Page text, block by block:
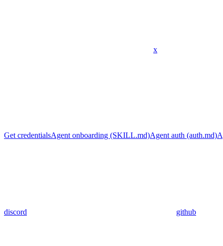
x
Get credentialsAgent onboarding (SKILL.md)Agent auth (auth.md)
discord github